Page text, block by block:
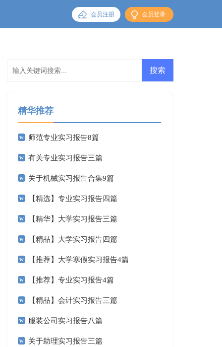
会员登录
会员注册
精华推荐
师范专业实习报告8篇
有关专业实习报告三篇
关于机械实习报告合集9篇
【精选】专业实习报告四篇
【精华】大学实习报告三篇
【精品】大学实习报告四篇
【推荐】大学寒假实习报告4篇
【推荐】专业实习报告4篇
【精品】会计实习报告三篇
服装公司实习报告八篇
关于助理实习报告三篇